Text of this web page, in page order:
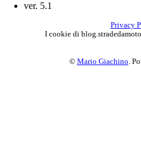
ver. 5.1
Privacy
I cookie di
© Mario Giachino.